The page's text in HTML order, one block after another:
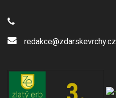
redakce@zdarskevrchy.cz